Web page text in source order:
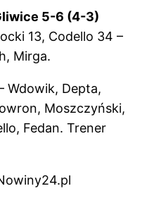
5-6 (4-3)
13, Codello 34 –
Mirga.
Wdowik, Depta,
Moszczyński,
Fedan. Trener